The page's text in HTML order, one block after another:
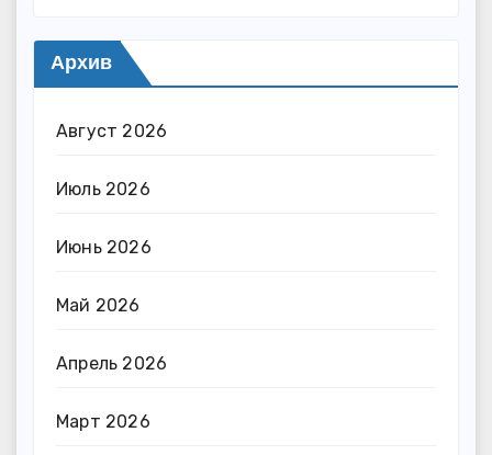
Архив
Август 2026
Июль 2026
Июнь 2026
Май 2026
Апрель 2026
Март 2026